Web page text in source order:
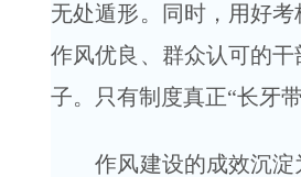
无处遁形。同时，用好
作风优良、群众认可的
子。只有制度真正“长牙
作风建设的成效沉淀